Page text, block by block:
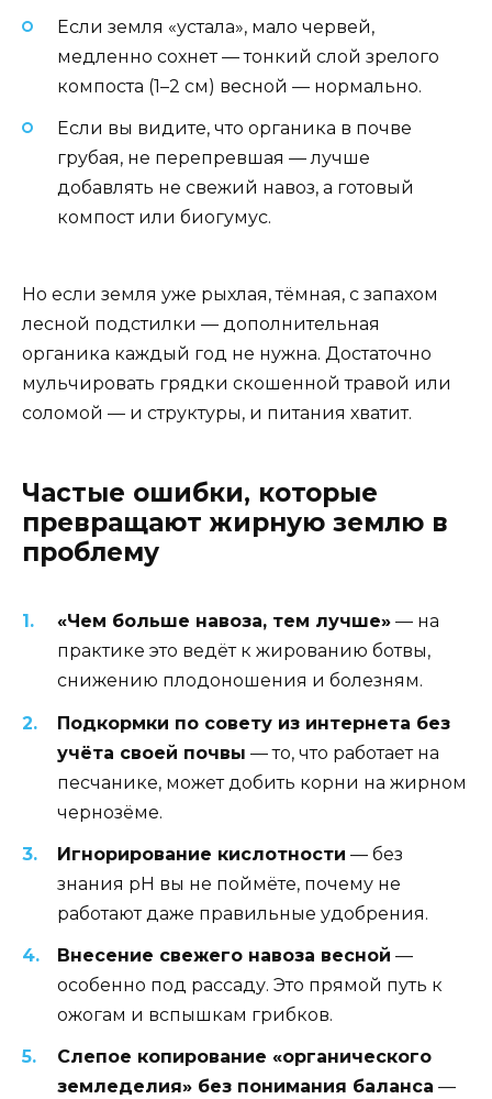
Если земля «устала», мало червей,
медленно сохнет — тонкий слой зрелого
компоста (1–2 см) весной — нормально.
Если вы видите, что органика в почве
грубая, не перепревшая — лучше
добавлять не свежий навоз, а готовый
компост или биогумус.
Но если земля уже рыхлая, тёмная, с запахом
лесной подстилки — дополнительная
органика каждый год не нужна. Достаточно
мульчировать грядки скошенной травой или
соломой — и структуры, и питания хватит.
Частые ошибки, которые
превращают жирную землю в
проблему
«Чем больше навоза, тем лучше» — на
практике это ведёт к жированию ботвы,
снижению плодоношения и болезням.
Подкормки по совету из интернета без
учёта своей почвы — то, что работает на
песчанике, может добить корни на жирном
чернозёме.
Игнорирование кислотности — без
знания pH вы не поймёте, почему не
работают даже правильные удобрения.
Внесение свежего навоза весной —
особенно под рассаду. Это прямой путь к
ожогам и вспышкам грибков.
Слепое копирование «органического
земледелия» без понимания баланса —